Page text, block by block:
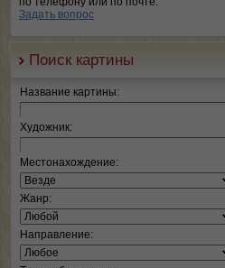
Задать вопрос
Поиск картины
Название картины:
Художник:
Местонахождение:
Жанр:
Направление: